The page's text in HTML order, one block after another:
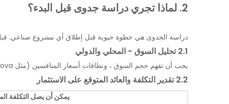
2. لماذا تجري دراسة جدوى قبل البدء؟
دراسة الجدوى هي خطوة حيوية قبل إطلاق أي مشروع صناعي. قبل
2.1 تحليل السوق - المحلي والدولي
يجب أن تفهم حجم السوق ، ونطاقات أسعار المنافسين (مثل Nova و HANA) ، والاتجاهات العالمية في معالجة المياه وتكنولوجيا التعبئة والتغليف.
2.2 تقدير التكلفة والعائد المتوقع على الاستثمار
يمكن أن يصل التكلفة